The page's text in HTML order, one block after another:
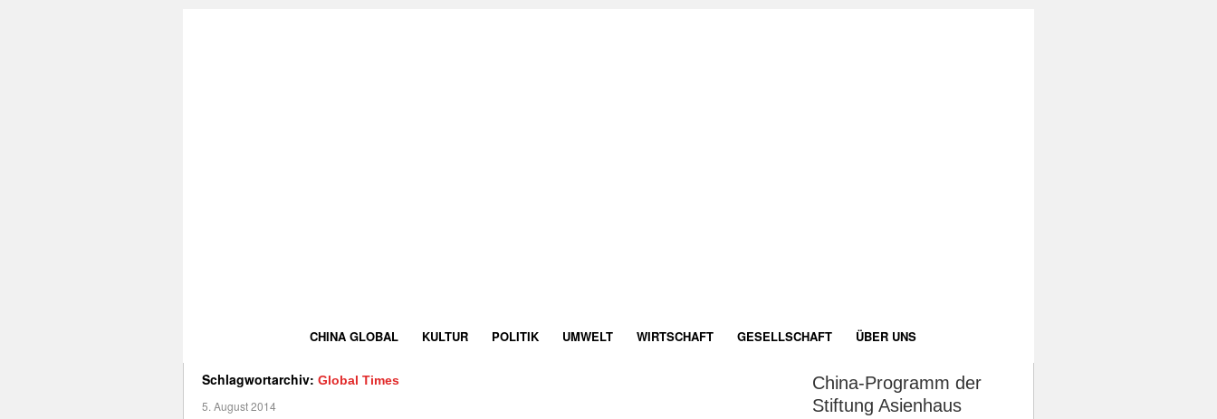
CHINA GLOBAL KULTUR POLITIK UMWELT WIRTSCHAFT GESELLSCHAFT ÜBER UNS
Schlagwortarchiv: Global Times
5. August 2014
China-Programm der
Stiftung Asienhaus